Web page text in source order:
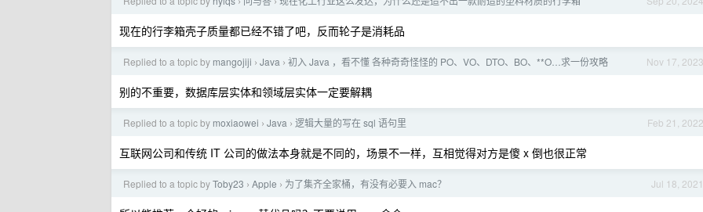
现在的行李箱壳子质量都已经不错了吧，反而轮子是消耗品
Nov 17, 2023
Replied to a topic by mangojiji › Java › 初入 Java ，看不懂 各种奇奇怪怪的 PO、VO、DTO、BO、**O…求一份攻略
别的不重要，数据库层实体和领域层实体一定要解耦
Feb 21, 2022
Replied to a topic by moxiaowei › Java › 逻辑大量的写在 sql 语句里
互联网公司和传统 IT 公司的做法本身就是不同的，场景不一样，互相觉得对方是傻 x 倒也很正常
Jul 18, 2021
Replied to a topic byToby23 › Apple › 为了集齐全家桶，有没有必要入 mac？